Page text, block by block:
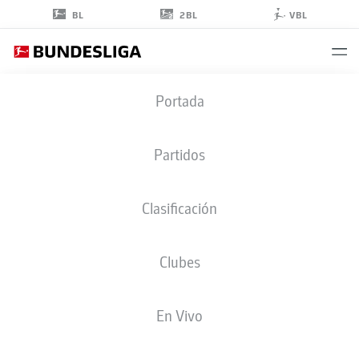
BL 2BL VBL
Portada
Partidos
Clasificación
Clubes
En Vivo